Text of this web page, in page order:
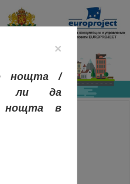
×
нощта /
ли да
нощта в